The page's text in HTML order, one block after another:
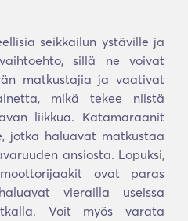
seikkailun ystäville ja
sillä ne voivat
matkustajia ja vaativat
mikä tekee niistä
liikkua. Katamaraanit
jotka haluavat matkustaa
ansiosta. Lopuksi,
ovat paras
vierailla useissa
Voit myös varata